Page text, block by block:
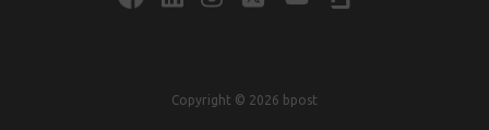
Copyright © 2026 bpost